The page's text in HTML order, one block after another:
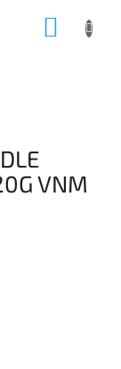
VNM